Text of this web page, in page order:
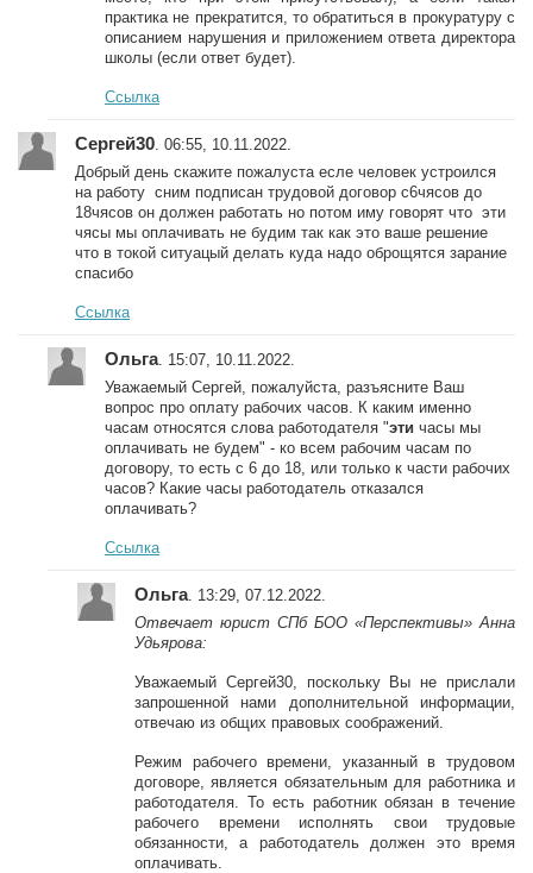
практика не прекратится, то обратиться в прокуратуру с
описанием нарушения и приложением ответа директора
школы (если ответ будет).
Ссылка
Сергей30 . 06:55, 10.11.2022.
Добрый день скажите пожалуста есле человек устроился
на работу сним подписан трудовой договор с6чясов до
18чясов он должен работать но потом иму говорят что эти
чясы мы оплачивать не будим так как это ваше решение
что в токой ситуацый делать куда надо оброщятся зарание
спасибо
Ссылка
Ольга. 15:07, 10.11.2022.
Уважаемый Сергей, пожалуйста, разъясните Ваш
вопрос про оплату рабочих часов. К каким именно
часам относятся слова работодателя "эти часы мы
оплачивать не будем" - ко всем рабочим часам по
договору, то есть с 6 до 18, или только к части рабочих
часов? Какие часы работодатель отказался
оплачивать?
Ссылка
Ольга. 13:29, 07.12.2022.
Отвечает юрист СПб БОО «Перспективы» Анна
Удьярова:
Уважаемый Сергей30, поскольку Вы не прислали
запрошенной нами дополнительной информации,
отвечаю из общих правовых соображений.
Режим рабочего времени, указанный в трудовом
договоре, является обязательным для работника и
работодателя. То есть работник обязан в течение
рабочего времени исполнять свои трудовые
обязанности, а работодатель должен это время
оплачивать.